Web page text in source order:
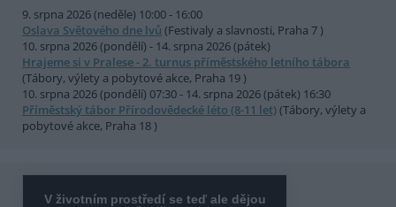
9. srpna 2026 (neděle) 10:00 - 16:00
Oslava Světového dne lvů (Festivaly a slavnosti, Praha 7 )
10. srpna 2026 (pondělí) - 14. srpna 2026 (pátek)
Hrajeme si v Pralese - 2. turnus příměstského letního tábora
(Tábory, výlety a pobytové akce, Praha 19 )
10. srpna 2026 (pondělí) 07:30 - 14. srpna 2026 (pátek) 16:30
Příměstský tábor Přírodovědecké léto (8-11 let)(Tábory, výlety a
pobytové akce, Praha 18 )